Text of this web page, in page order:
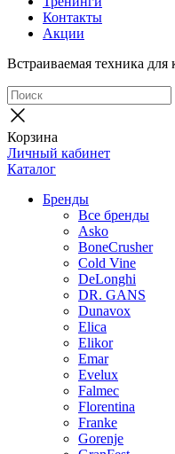
Контакты
Акции
Встраиваемая техника
Корзина
Личный кабинет
Каталог
Бренды
Все бренды
Asko
BoneCrusher
Cold Vine
DeLonghi
DR. GANS
Dunavox
Elica
Elikor
Emar
Evelux
Falmec
Florentina
Franke
Gorenje